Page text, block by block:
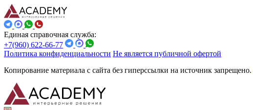
Единая справочная служба:
+7(960) 622-66-77
Политика конфиденциальности Не является публичной офертой
Копирование материала с сайта без гиперссылки на источник запрещено.